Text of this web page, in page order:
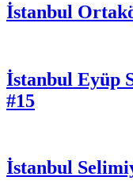
İstanbul
İstanbul Eyüp
#15
İstanbul